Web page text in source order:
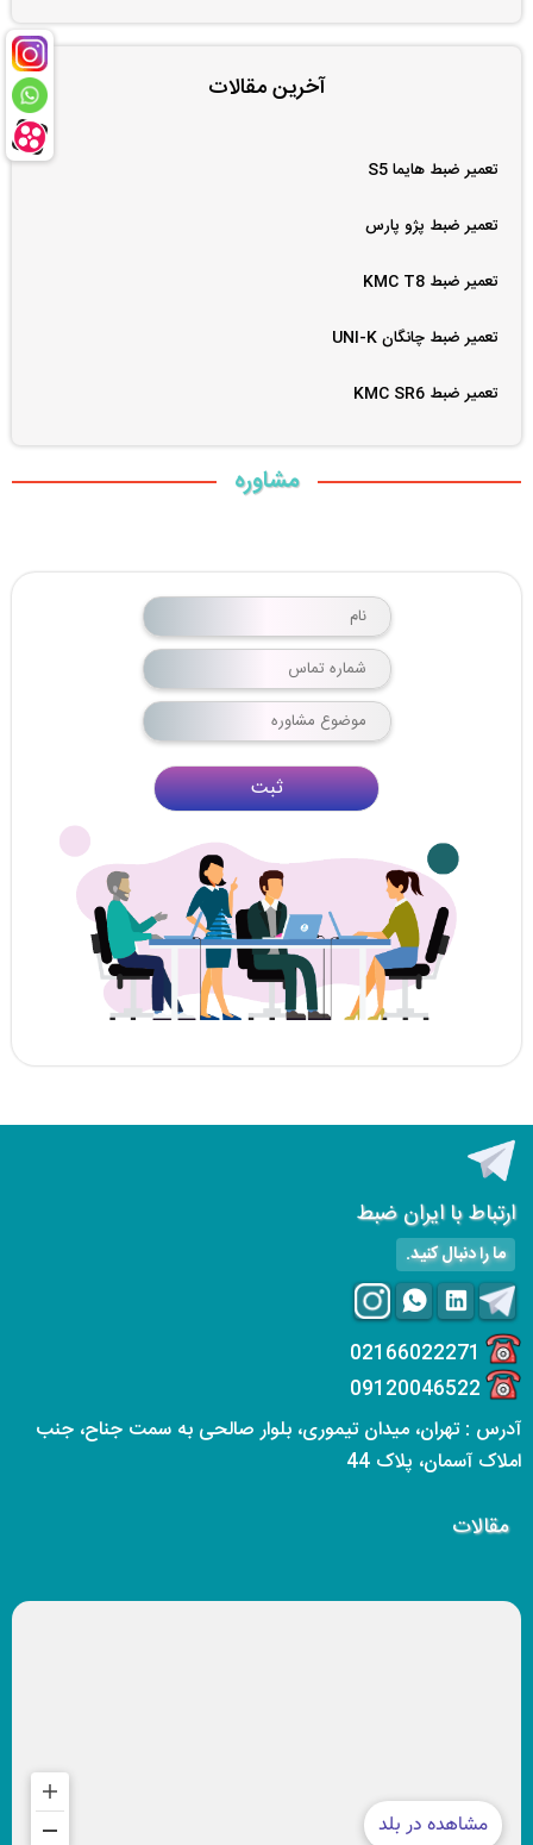
آخرین مقالات
تعمیر ضبط هایما S5
تعمیر ضبط پژو پارس
تعمیر ضبط KMC T8
تعمیر ضبط چانگان UNI-K
تعمیر ضبط KMC SR6
مشاوره
ثبت
ارتباط با ایران ضبط
ما را دنبال کنید.
02166022271
09120046522
آدرس : تهران، میدان تیموری، بلوار صالحی به سمت جناح، جنب
املاک آسمان، پلاک 44
مقالات